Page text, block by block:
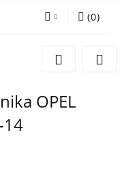
Zaloguj się
zgłoszenie
(0)
OPEL
14